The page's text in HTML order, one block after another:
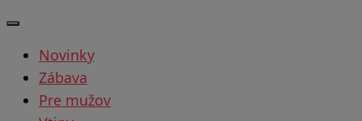
Novinky
Zábava
Pre mužov